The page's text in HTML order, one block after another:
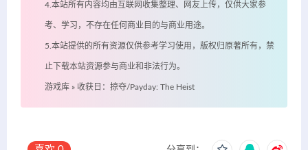
4.本站所有内容均由互联网收集整理、网友上传，仅供大家参
考、学习，不存在任何商业目的与商业用途。
5.本站提供的所有资源仅供参考学习使用，版权归原著所有，禁
止下载本站资源参与商业和非法行为。
游戏库 » 收获日：掠夺/Payday: The Heist